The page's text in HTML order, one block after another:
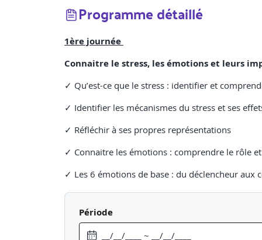
Programme détaillé
1ère journée
Connaitre le stress, les émotions et leurs
✓ Qu’est-ce que le stress : identifier et
✓ Identifier les mécanismes du stress et ses
✓ Réfléchir à ses propres représentations
✓ Connaitre les émotions : comprendre le rôle
✓ Les 6 émotions de base : du déclencheur aux
✓ L’impact du stress et des émotions sur nos
Comprendre les sources de stress et la
Période